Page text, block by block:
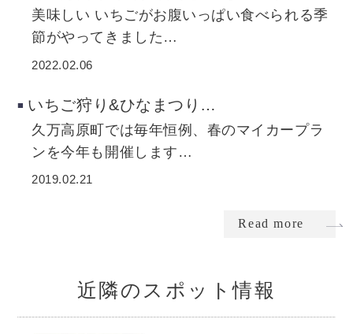
美味しい いちごがお腹いっぱい食べられる季
節がやってきました…
2022.02.06
いちご狩り&ひなまつり…
久万高原町では毎年恒例、春のマイカープラ
ンを今年も開催します…
2019.02.21
Read more
近隣のスポット情報